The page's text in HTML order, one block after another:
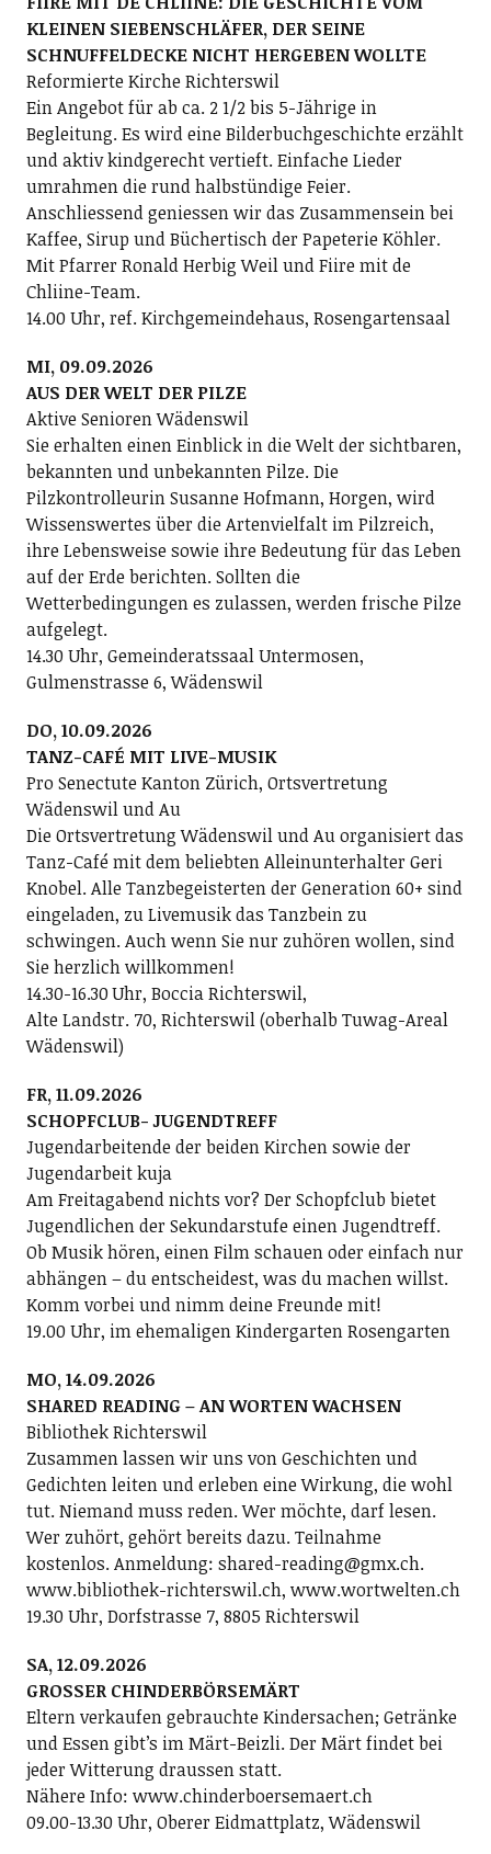
KLEINEN SIEBENSCHLÄFER, DER SEINE
SCHNUFFELDECKE NICHT HERGEBEN WOLLTE
Reformierte Kirche Richterswil
Ein Angebot für ab ca. 2 1/2 bis 5-Jährige in
Begleitung. Es wird eine Bilderbuchgeschichte erzählt
und aktiv kindgerecht vertieft. Einfache Lieder
umrahmen die rund halbstündige Feier.
Anschliessend geniessen wir das Zusammensein bei
Kaffee, Sirup und Büchertisch der Papeterie Köhler.
Mit Pfarrer Ronald Herbig Weil und Fiire mit de
Chliine-Team.
14.00 Uhr, ref. Kirchgemeindehaus, Rosengartensaal
MI, 09.09.2026
AUS DER WELT DER PILZE
Aktive Senioren Wädenswil
Sie erhalten einen Einblick in die Welt der sichtbaren,
bekannten und unbekannten Pilze. Die
Pilzkontrolleurin Susanne Hofmann, Horgen, wird
Wissenswertes über die Artenvielfalt im Pilzreich,
ihre Lebensweise sowie ihre Bedeutung für das Leben
auf der Erde berichten. Sollten die
Wetterbedingungen es zulassen, werden frische Pilze
aufgelegt.
14.30 Uhr, Gemeinderatssaal Untermosen,
Gulmenstrasse 6, Wädenswil
DO, 10.09.2026
TANZ-CAFÉ MIT LIVE-MUSIK
Pro Senectute Kanton Zürich, Ortsvertretung
Wädenswil und Au
Die Ortsvertretung Wädenswil und Au organisiert das
Tanz-Café mit dem beliebten Alleinunterhalter Geri
Knobel. Alle Tanzbegeisterten der Generation 60+ sind
eingeladen, zu Livemusik das Tanzbein zu
schwingen. Auch wenn Sie nur zuhören wollen, sind
Sie herzlich willkommen!
14.30-16.30 Uhr, Boccia Richterswil,
Alte Landstr. 70, Richterswil (oberhalb Tuwag-Areal
Wädenswil)
FR, 11.09.2026
SCHOPFCLUB- JUGENDTREFF
Jugendarbeitende der beiden Kirchen sowie der
Jugendarbeit kuja
Am Freitagabend nichts vor? Der Schopfclub bietet
Jugendlichen der Sekundarstufe einen Jugendtreff.
Ob Musik hören, einen Film schauen oder einfach nur
abhängen – du entscheidest, was du machen willst.
Komm vorbei und nimm deine Freunde mit!
19.00 Uhr, im ehemaligen Kindergarten Rosengarten
MO, 14.09.2026
SHARED READING – AN WORTEN WACHSEN
Bibliothek Richterswil
Zusammen lassen wir uns von Geschichten und
Gedichten leiten und erleben eine Wirkung, die wohl
tut. Niemand muss reden. Wer möchte, darf lesen.
Wer zuhört, gehört bereits dazu. Teilnahme
kostenlos. Anmeldung: shared-reading@gmx.ch.
www.bibliothek-richterswil.ch, www.wortwelten.ch
19.30 Uhr, Dorfstrasse 7, 8805 Richterswil
SA, 12.09.2026
GROSSER CHINDERBÖRSEMÄRT
Eltern verkaufen gebrauchte Kindersachen; Getränke
und Essen gibt’s im Märt-Beizli. Der Märt findet bei
jeder Witterung draussen statt.
Nähere Info: www.chinderboersemaert.ch
09.00-13.30 Uhr, Oberer Eidmattplatz, Wädenswil